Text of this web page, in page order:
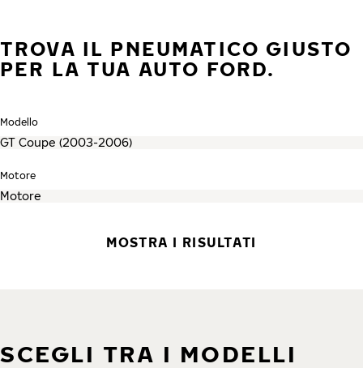
TROVA IL PNEUMATICO GIUSTO
PER LA TUA AUTO FORD.
Modello
Motore
MOSTRA I RISULTATI
SCEGLI TRA I MODELLI